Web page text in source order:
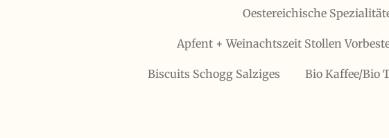
Oestereichische
Apfent + Weinachtszeit Stollen
Biscuits Schogg Salziges Bio Kaffee/Bio